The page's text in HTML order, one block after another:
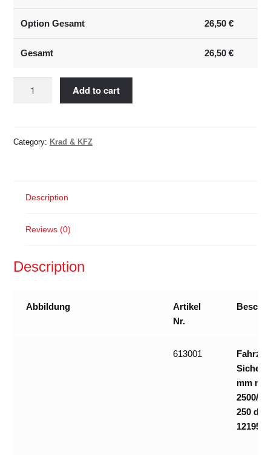
Option Gesamt 26,50 €
Gesamt 26,50 €
Add to cart
Category: Krad & KFZ
Description
Reviews (0)
Description
Abbildung
Artikel
Nr.
613001
mm mit
2500/
250
12195/